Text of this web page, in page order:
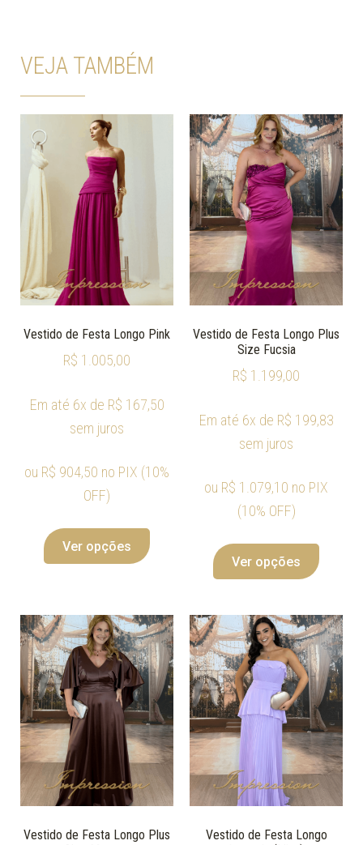
VEJA TAMBÉM
Vestido de Festa Longo Pink
R$ 1.005,00
Em até 6x de R$ 167,50
sem juros
ou R$ 904,50 no PIX (10%
OFF)
Ver opções
Vestido de Festa Longo Plus
Size Fucsia
R$ 1.199,00
Em até 6x de R$ 199,83
sem juros
ou R$ 1.079,10 no PIX
(10% OFF)
Ver opções
Vestido de Festa Longo Plus
Vestido de Festa Longo